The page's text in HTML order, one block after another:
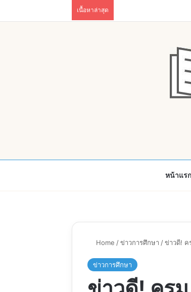
เนื้อหาล่าสุด
หน้าแรก
Home /ข่าวการศึกษา /ข่าวดี! ค
ข่าวการศึกษา